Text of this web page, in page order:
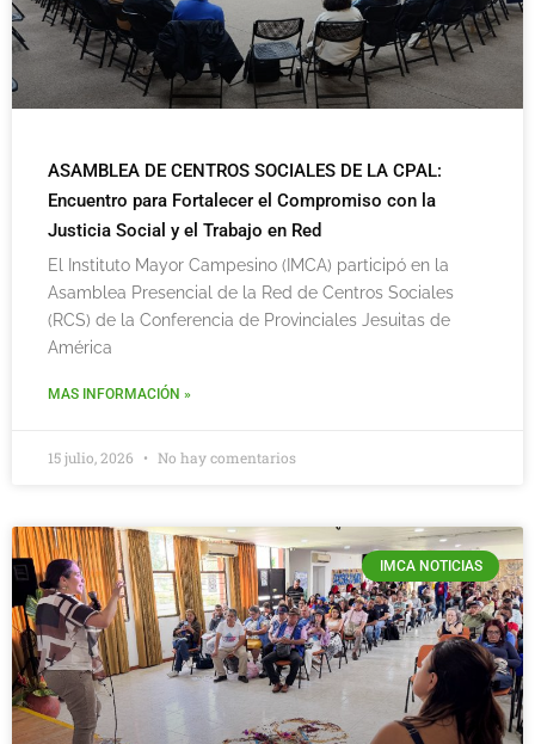
ASAMBLEA DE CENTROS SOCIALES DE LA CPAL:
Encuentro para Fortalecer el Compromiso con la
Justicia Social y el Trabajo en Red
El Instituto Mayor Campesino (IMCA) participó en la
Asamblea Presencial de la Red de Centros Sociales
(RCS) de la Conferencia de Provinciales Jesuitas de
América
MAS INFORMACIÓN »
15 julio, 2026 No hay comentarios
IMCA NOTICIAS